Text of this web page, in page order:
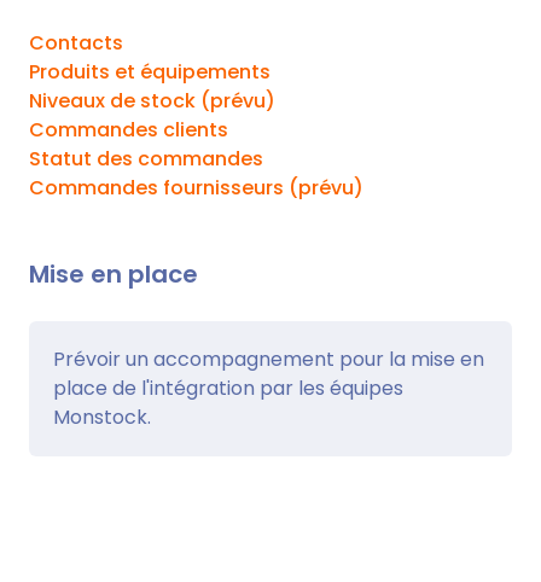
Contacts
Produits et équipements
Niveaux de stock (prévu)
Commandes clients
Statut des commandes
Commandes fournisseurs (prévu)
Mise en place
Prévoir un accompagnement pour la mise en
place de l'intégration par les équipes
Monstock.